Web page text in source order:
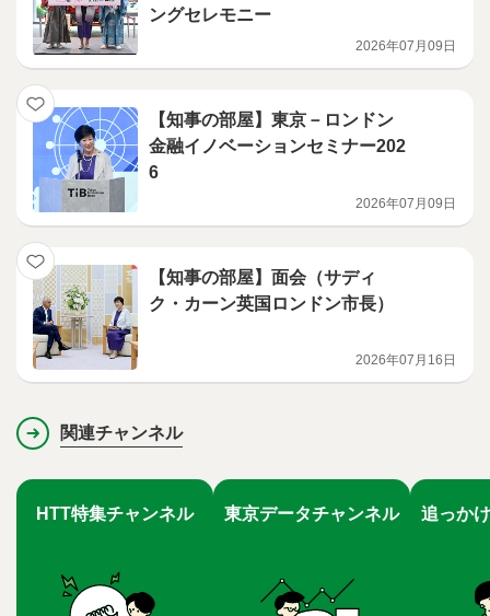
ングセレモニー
2026年07月09日
【知事の部屋】東京－ロンドン
金融イノベーションセミナー202
6
2026年07月09日
【知事の部屋】面会（サディ
ク・カーン英国ロンドン市長）
2026年07月16日
関連チャンネル